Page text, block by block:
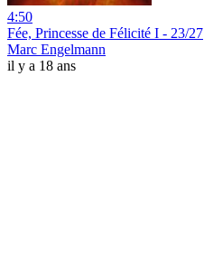
4:50
Fée, Princesse de Félicité I - 23/27
Marc Engelmann
il y a 18 ans